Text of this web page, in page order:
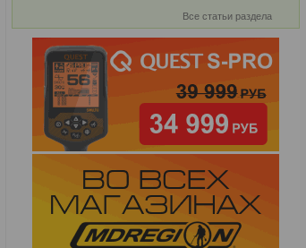
Все статьи раздела